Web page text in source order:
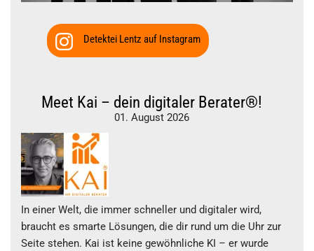
Detektei Lentz auf Instagram
Meet Kai – dein digitaler Berater®!
01. August 2026
In einer Welt, die immer schneller und digitaler wird,
braucht es smarte Lösungen, die dir rund um die Uhr zur
Seite stehen. Kai ist keine gewöhnliche KI – er wurde